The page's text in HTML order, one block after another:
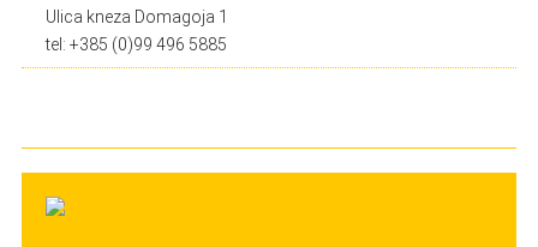
Ulica kneza Domagoja 1
tel: +385 (0)99 496 5885